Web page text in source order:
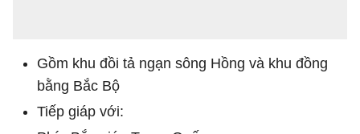
Gồm khu đồi tả ngạn sông Hồng và khu đồng
bằng Bắc Bộ
Tiếp giáp với: